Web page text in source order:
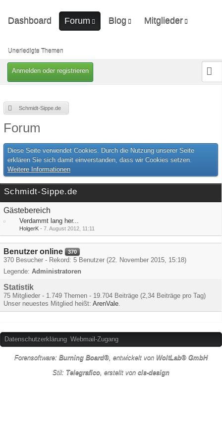
Anmelden oder registrieren
Dashboard Forum Blog Mitglieder
Unerledigte Themen
Schmidt-Sippe.de
Forum
Diese Seite verwendet Cookies. Durch die Nutzung unserer Seite
erklären Sie sich damit einverstanden, dass wir Cookies setzen.
Weitere Informationen
Schmidt-Sippe.de
Gästebereich
Verdammt lang her...
HolgerK - 7. August 2012, 11:11
Benutzer online 370
370 Besucher - Rekord: 5 Benutzer (22. November 2015, 15:18)
Legende: Administratoren
Statistik
75 Mitglieder - 1.749 Themen - 19.704 Beiträge (2,34 Beiträge pro Tag)
Unser neuestes Mitglied heißt: ArenVale.
Datenschutzerklärung Webmail-Zugang
Forensoftware: Burning Board®, entwickelt von WoltLab® GmbH
Stil: Telegrafico, erstellt von cls-design